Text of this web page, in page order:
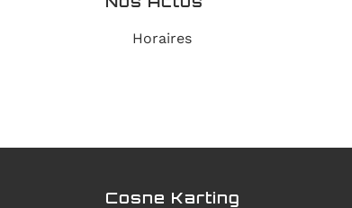
Horaires
Cosne Karting